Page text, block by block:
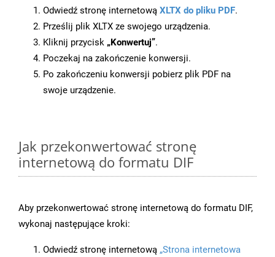
Odwiedź stronę internetową XLTX do pliku PDF.
Prześlij plik XLTX ze swojego urządzenia.
Kliknij przycisk „Konwertuj”.
Poczekaj na zakończenie konwersji.
Po zakończeniu konwersji pobierz plik PDF na
swoje urządzenie.
Jak przekonwertować stronę
internetową do formatu DIF
Aby przekonwertować stronę internetową do formatu DIF,
wykonaj następujące kroki:
Odwiedź stronę internetową „Strona internetowa